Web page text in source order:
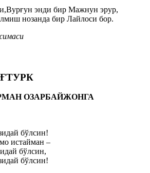
энди бир Мажнун эрур,
нозанда бир Лайлоси бор.
ОЗАРБАЙЖОНГА
бўлсин!
истайман –
бўлсин,
бўлсин!